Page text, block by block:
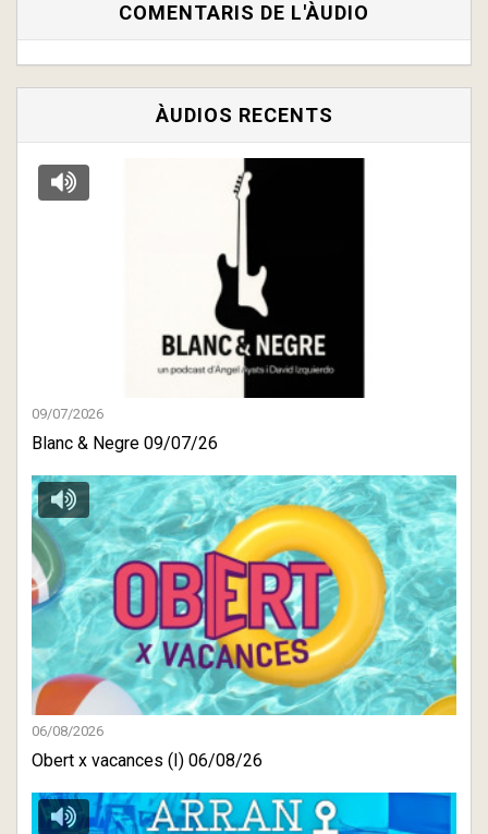
COMENTARIS DE L'ÀUDIO
ÀUDIOS RECENTS
09/07/2026
Blanc & Negre 09/07/26
06/08/2026
Obert x vacances (I) 06/08/26